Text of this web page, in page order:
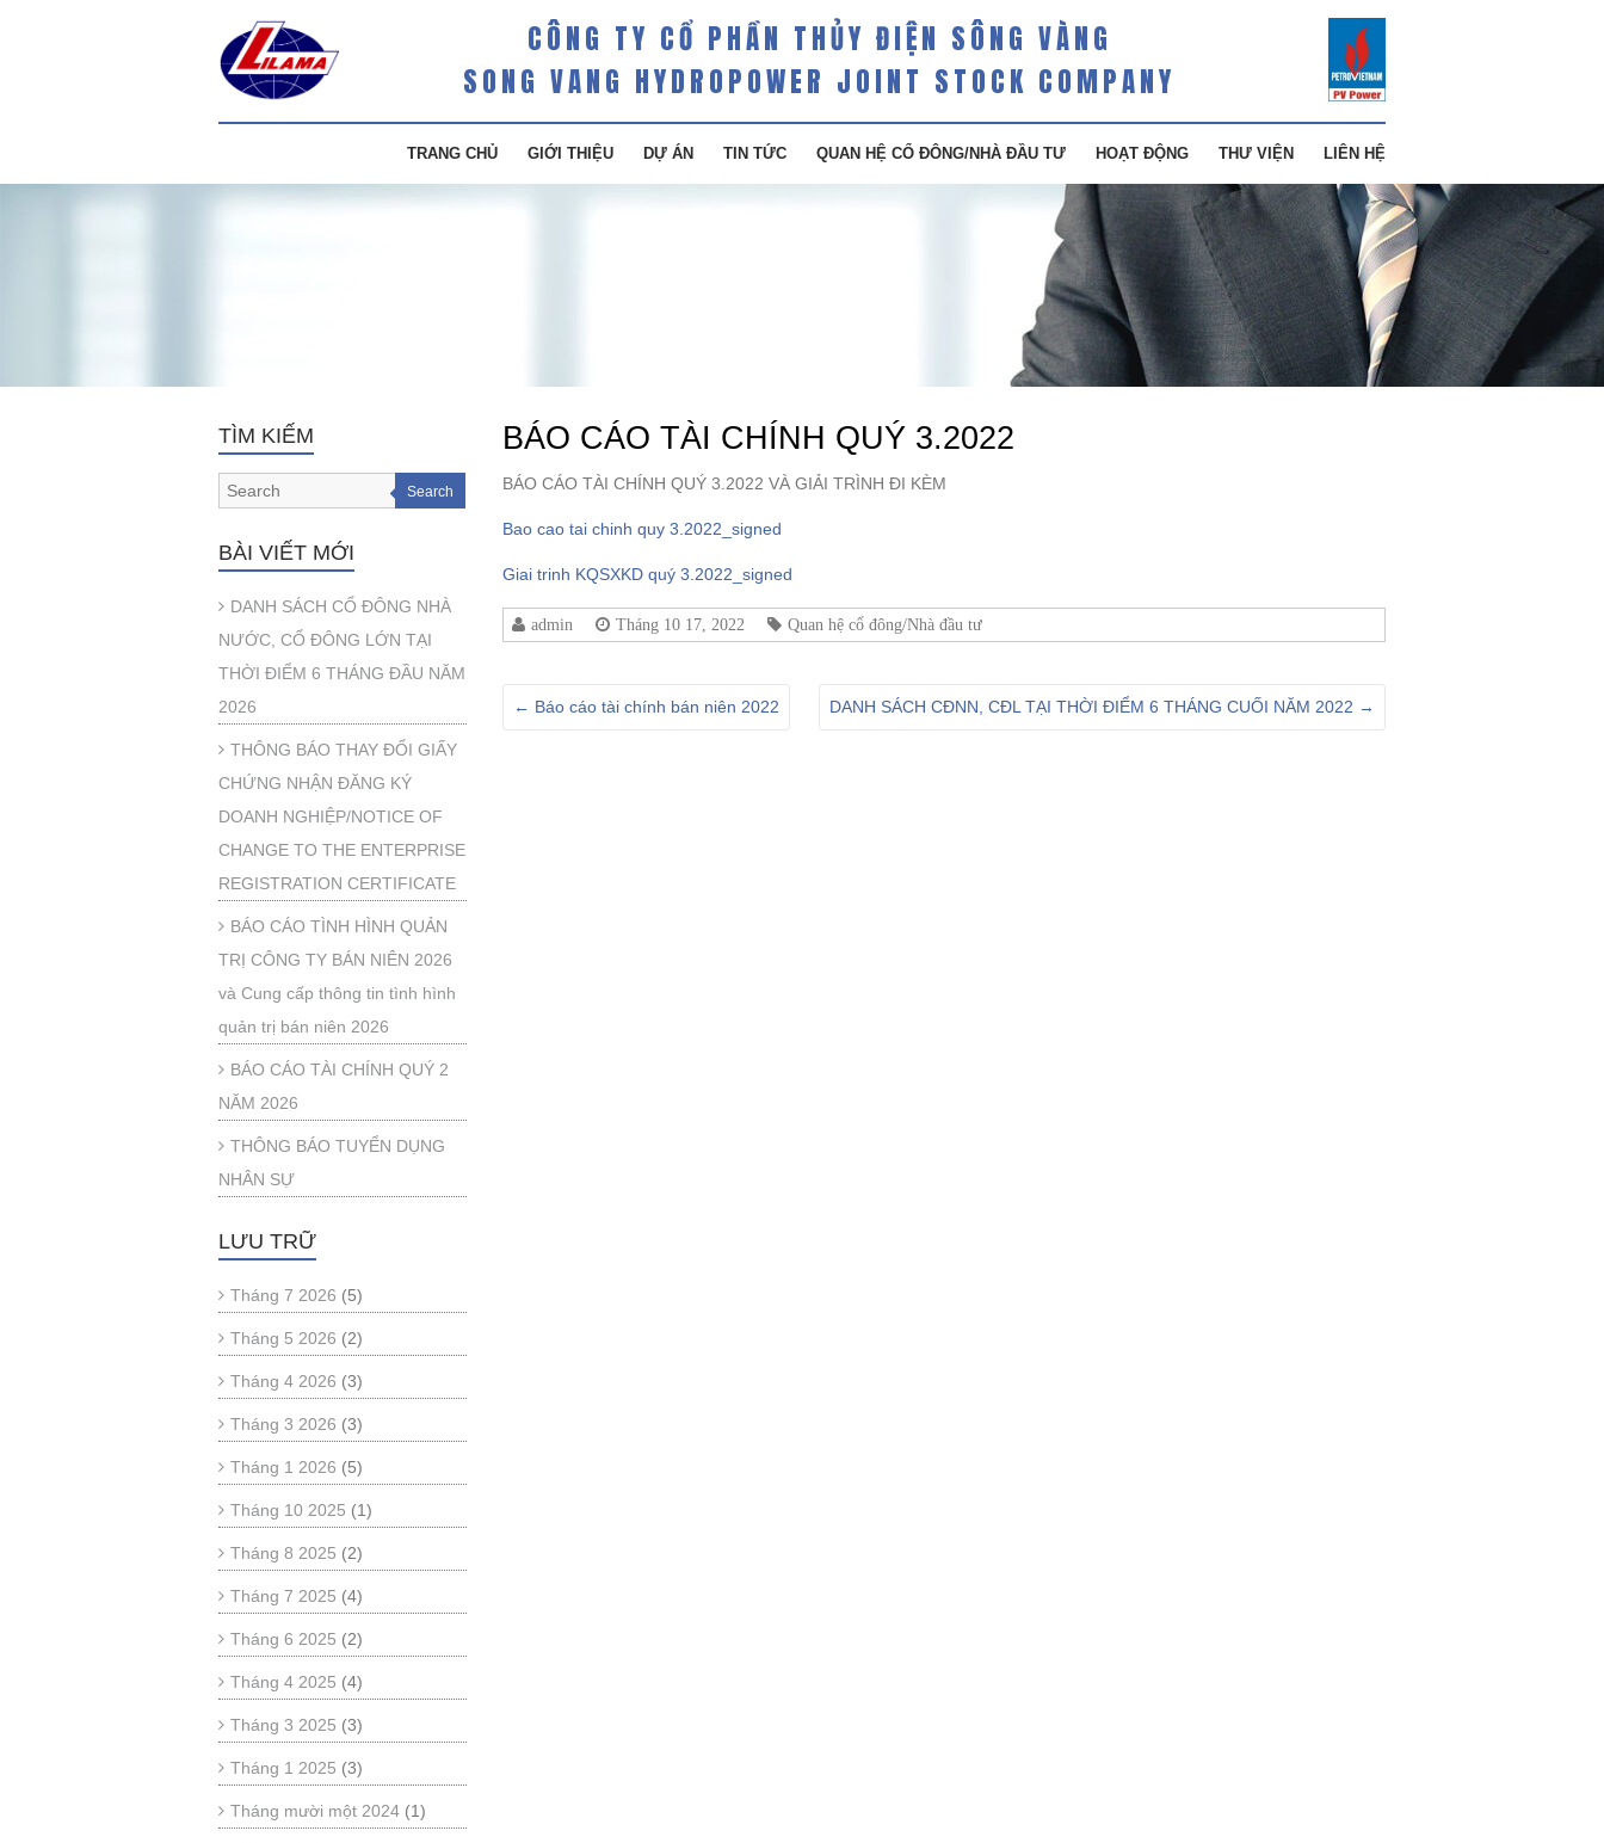
CÔNG TY CỔ PHẦN THỦY ĐIỆN SÔNG VÀNG
SONG VANG HYDROPOWER JOINT STOCK COMPANY
TRANG CHỦ GIỚI THIỆU DỰ ÁN TIN TỨC QUAN HỆ CỔ ĐÔNG/NHÀ ĐẦU TƯ HOẠT ĐỘNG THƯ VIỆN LIÊN HỆ
BÁO CÁO TÀI CHÍNH QUÝ 3.2022
BÁO CÁO TÀI CHÍNH QUÝ 3.2022 VÀ GIẢI TRÌNH ĐI KÈM
Bao cao tai chinh quy 3.2022_signed
Giai trinh KQSXKD quý 3.2022_signed
admin Tháng 10 17, 2022 Quan hệ cổ đông/Nhà đầu tư
← Báo cáo tài chính bán niên 2022 DANH SÁCH CĐNN, CĐL TẠI THỜI ĐIỂM 6 THÁNG CUỐI NĂM 2022 →
TÌM KIẾM
Search
BÀI VIẾT MỚI
DANH SÁCH CỔ ĐÔNG NHÀ
NƯỚC, CỔ ĐÔNG LỚN TẠI
THỜI ĐIỂM 6 THÁNG ĐẦU NĂM
2026
THÔNG BÁO THAY ĐỔI GIẤY
CHỨNG NHẬN ĐĂNG KÝ
DOANH NGHIỆP/NOTICE OF
CHANGE TO THE ENTERPRISE
REGISTRATION CERTIFICATE
BÁO CÁO TÌNH HÌNH QUẢN
TRỊ CÔNG TY BÁN NIÊN 2026
và Cung cấp thông tin tình hình
quản trị bán niên 2026
BÁO CÁO TÀI CHÍNH QUÝ 2
NĂM 2026
THÔNG BÁO TUYỂN DỤNG
NHÂN SỰ
LƯU TRỮ
Tháng 7 2026 (5)
Tháng 5 2026 (2)
Tháng 4 2026 (3)
Tháng 3 2026 (3)
Tháng 1 2026 (5)
Tháng 10 2025 (1)
Tháng 8 2025 (2)
Tháng 7 2025 (4)
Tháng 6 2025 (2)
Tháng 4 2025 (4)
Tháng 3 2025 (3)
Tháng 1 2025 (3)
Tháng mười một 2024 (1)